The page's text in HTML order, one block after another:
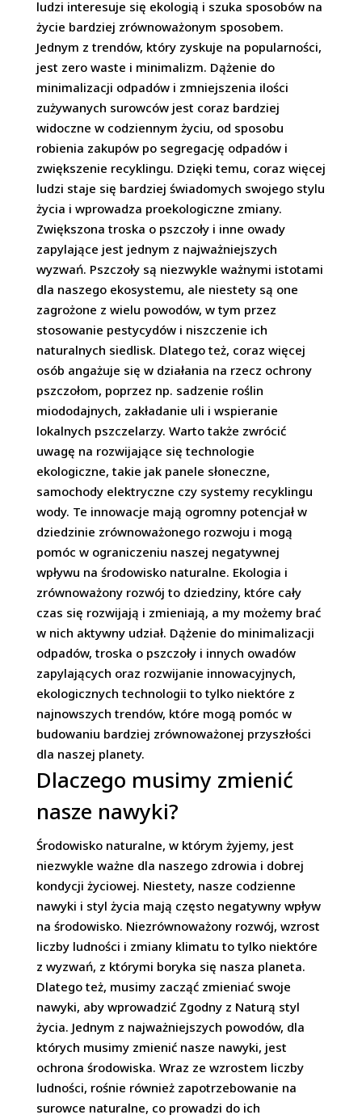
ludzi interesuje się ekologią i szuka sposobów na
życie bardziej zrównoważonym sposobem.
Jednym z trendów, który zyskuje na popularności,
jest zero waste i minimalizm. Dążenie do
minimalizacji odpadów i zmniejszenia ilości
zużywanych surowców jest coraz bardziej
widoczne w codziennym życiu, od sposobu
robienia zakupów po segregację odpadów i
zwiększenie recyklingu. Dzięki temu, coraz więcej
ludzi staje się bardziej świadomych swojego stylu
życia i wprowadza proekologiczne zmiany.
Zwiększona troska o pszczoły i inne owady
zapylające jest jednym z najważniejszych
wyzwań. Pszczoły są niezwykle ważnymi istotami
dla naszego ekosystemu, ale niestety są one
zagrożone z wielu powodów, w tym przez
stosowanie pestycydów i niszczenie ich
naturalnych siedlisk. Dlatego też, coraz więcej
osób angażuje się w działania na rzecz ochrony
pszczołom, poprzez np. sadzenie roślin
miododajnych, zakładanie uli i wspieranie
lokalnych pszczelarzy. Warto także zwrócić
uwagę na rozwijające się technologie
ekologiczne, takie jak panele słoneczne,
samochody elektryczne czy systemy recyklingu
wody. Te innowacje mają ogromny potencjał w
dziedzinie zrównoważonego rozwoju i mogą
pomóc w ograniczeniu naszej negatywnej
wpływu na środowisko naturalne. Ekologia i
zrównoważony rozwój to dziedziny, które cały
czas się rozwijają i zmieniają, a my możemy brać
w nich aktywny udział. Dążenie do minimalizacji
odpadów, troska o pszczoły i innych owadów
zapylających oraz rozwijanie innowacyjnych,
ekologicznych technologii to tylko niektóre z
najnowszych trendów, które mogą pomóc w
budowaniu bardziej zrównoważonej przyszłości
dla naszej planety.
Dlaczego musimy zmienić
nasze nawyki?
Środowisko naturalne, w którym żyjemy, jest
niezwykle ważne dla naszego zdrowia i dobrej
kondycji życiowej. Niestety, nasze codzienne
nawyki i styl życia mają często negatywny wpływ
na środowisko. Niezrównoważony rozwój, wzrost
liczby ludności i zmiany klimatu to tylko niektóre
z wyzwań, z którymi boryka się nasza planeta.
Dlatego też, musimy zacząć zmieniać swoje
nawyki, aby wprowadzić Zgodny z Naturą styl
życia. Jednym z najważniejszych powodów, dla
których musimy zmienić nasze nawyki, jest
ochrona środowiska. Wraz ze wzrostem liczby
ludności, rośnie również zapotrzebowanie na
surowce naturalne, co prowadzi do ich